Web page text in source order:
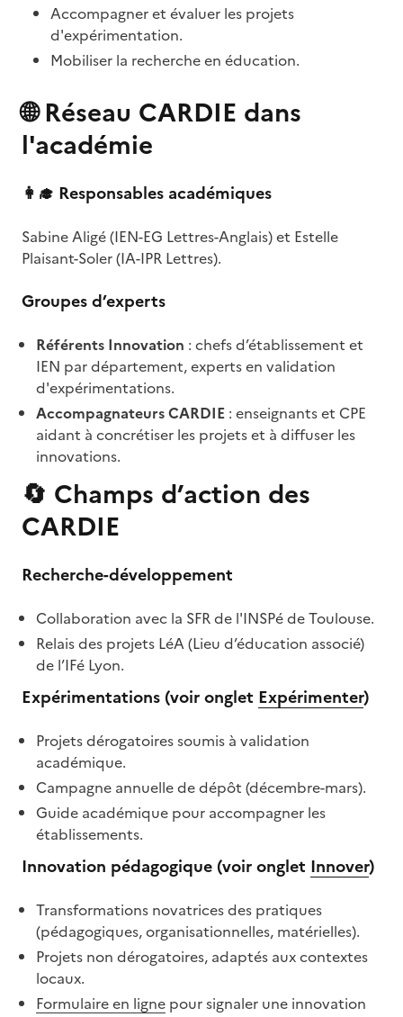
Accompagner et évaluer les projets
d'expérimentation.
Mobiliser la recherche en éducation.
🌐Réseau CARDIE dans
l'académie
👩‍🎓 Responsables académiques
Sabine Aligé (IEN-EG Lettres-Anglais) et Estelle
Plaisant-Soler (IA-IPR Lettres).
Groupes d’experts
Référents Innovation : chefs d’établissement et
IEN par département, experts en validation
d'expérimentations.
Accompagnateurs CARDIE : enseignants et CPE
aidant à concrétiser les projets et à diffuser les
innovations.
🔄 Champs d’action des
CARDIE
Recherche-développement
Collaboration avec la SFR de l'INSPé de Toulouse.
Relais des projets LéA (Lieu d’éducation associé)
de l’IFé Lyon.
Expérimentations (voir onglet Expérimenter)
Projets dérogatoires soumis à validation
académique.
Campagne annuelle de dépôt (décembre-mars).
Guide académique pour accompagner les
établissements.
Innovation pédagogique (voir onglet Innover)
Transformations novatrices des pratiques
(pédagogiques, organisationnelles, matérielles).
Projets non dérogatoires, adaptés aux contextes
locaux.
Formulaire en ligne pour signaler une innovation